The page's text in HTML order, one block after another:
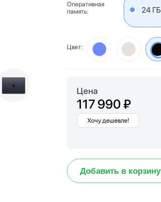
Оперативная
память:
24 ГБ
Цвет:
Цена
117 990 ₽
Хочу дешевле!
Добавить в корзину